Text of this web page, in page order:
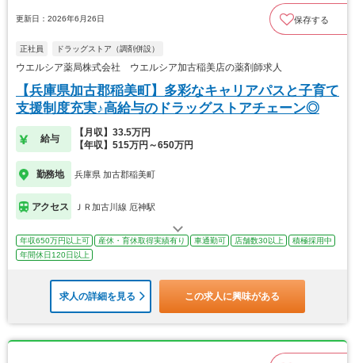
更新日：2026年6月26日 保存する
正社員 ドラッグストア（調剤併設）
ウエルシア薬局株式会社 ウエルシア加古稲美店の薬剤師求人
【兵庫県加古郡稲美町】多彩なキャリアパスと子育て
支援制度充実♪高給与のドラッグストアチェーン◎
給与
【月収】33.5万円
【年収】515万円～650万円
勤務地 兵庫県 加古郡稲美町
アクセス ＪＲ加古川線 厄神駅
年収650万円以上可 産休・育休取得実績有り 車通勤可 店舗数30以上
積極採用中
年間休日120日以上
求人の詳細を見る この求人に興味がある